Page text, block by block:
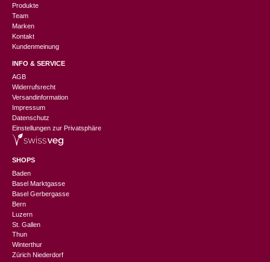
Produkte
Team
Marken
Kontakt
Kundenmeinung
INFO & SERVICE
AGB
Widerrufsrecht
Versandinformation
Impressum
Datenschutz
Einstellungen zur Privatsphäre
SHOPS
Baden
Basel Marktgasse
Basel Gerbergasse
Bern
Luzern
St. Gallen
Thun
Winterthur
Zürich Niederdorf